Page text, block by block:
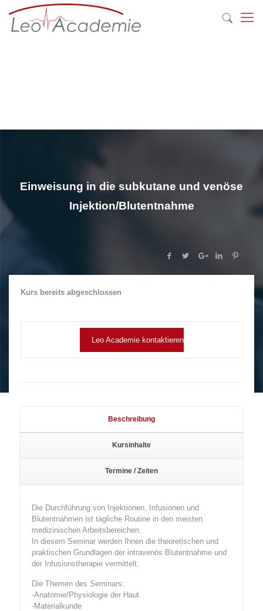
Einweisung in die subkutane und venöse
Injektion/Blutentnahme
Kurs bereits abgeschlossen
Leo Academie kontaktieren
Beschreibung
Kursinhalte
Termine / Zeiten
Die Durchführung von Injektionen, Infusionen und
Blutentnahmen ist tägliche Routine in den meisten
medizinischen Arbeitsbereichen.
In diesem Seminar werden Ihnen die theoretischen und
praktischen Grundlagen der intravenös Blutentnahme und
der Infusionstherapie vermittelt.
Die Themen des Seminars:
-Anatomie/Physiologie der Haut
-Materialkunde